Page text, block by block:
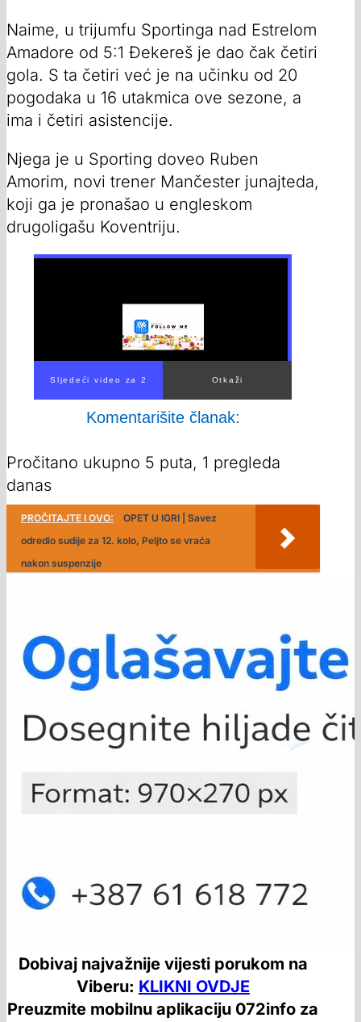
Naime, u trijumfu Sportinga nad Estrelom
Amadore od 5:1 Đekereš je dao čak četiri
gola. S ta četiri već je na učinku od 20
pogodaka u 16 utakmica ove sezone, a
ima i četiri asistencije.
Njega je u Sporting doveo Ruben
Amorim, novi trener Mančester junajteda,
koji ga je pronašao u engleskom
drugoligašu Koventriju.
Komentarišite članak:
Pročitano ukupno 5 puta, 1 pregleda
danas
PROČITAJTE I OVO:
OPET U IGRI | Savez
odredio sudije za 12. kolo, Peljto se vraća
nakon suspenzije
Dobivaj najvažnije vijesti porukom na
Viberu: KLIKNI OVDJE
Preuzmite mobilnu aplikaciju 072info za